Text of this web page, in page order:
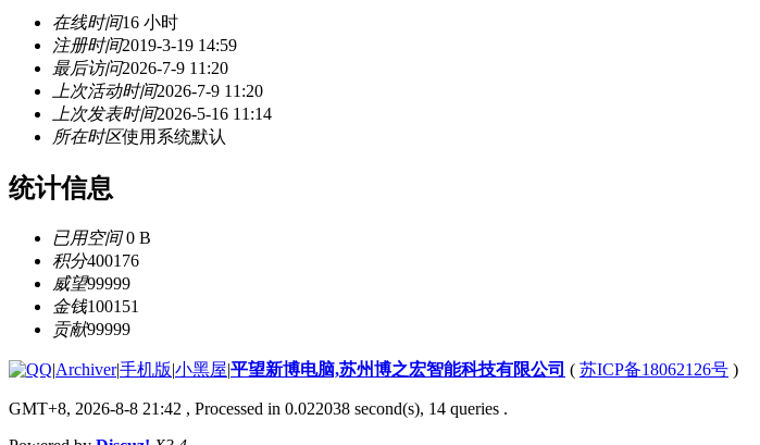
在线时间16 小时
注册时间2019-3-19 14:59
最后访问2026-7-9 11:20
上次活动时间2026-7-9 11:20
上次发表时间2026-5-16 11:14
所在时区使用系统默认
统计信息
已用空间0 B
积分400176
威望99999
金钱100151
贡献99999
|Archiver|手机版|小黑屋|平望新博电脑,苏州博之宏智能科技有限公司 ( 苏ICP备18062126号 )
GMT+8, 2026-8-8 21:42 , Processed in 0.022038 second(s), 14 queries .